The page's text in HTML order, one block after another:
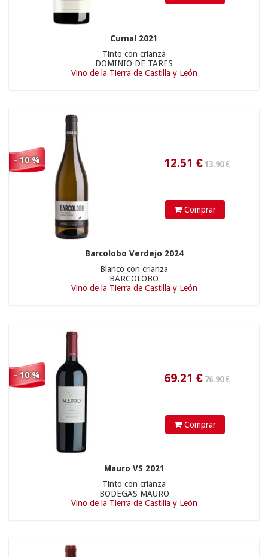
Cumal 2021
Tinto con crianza
DOMINIO DE TARES
Vino de la Tierra de Castilla y León
- 10 %
Comprar
Barcolobo Verdejo 2024
Blanco con crianza
BARCOLOBO
Vino de la Tierra de Castilla y León
- 10 %
69.21€
Comprar
Mauro VS 2021
Tinto con crianza
BODEGAS MAURO
Vino de la Tierra de Castilla y León
112.5€
15.95 €